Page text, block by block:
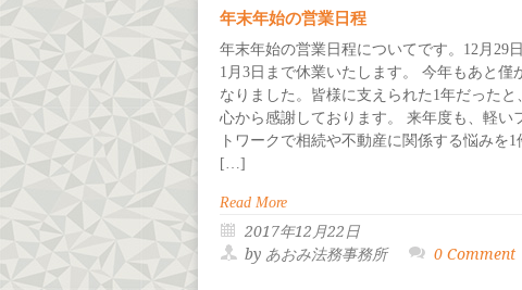
年末年始の営業日程
年末年始の営業日程についてです。12月29
1月3日まで休業いたします。 今年もあと僅
なりました。皆様に支えられた1年だったと
心から感謝しております。 来年度も、軽い
トワークで相続や不動産に関係する悩みを1
[…]
Read More
2017年12月22日
by あおみ法務事務所
0 Comment